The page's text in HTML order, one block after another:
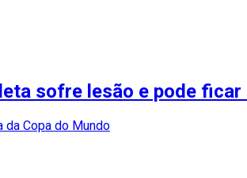
sofre lesão e pode
da Copa do Mundo